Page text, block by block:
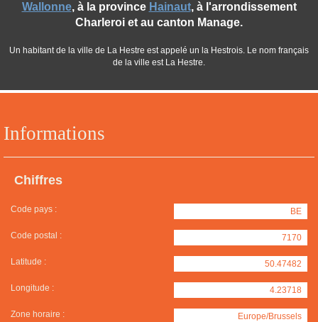
Informations
Chiffres
Code pays : BE
Code postal : 7170
Latitude : 50.47482
Longitude : 4.23718
Zone horaire : Europe/Brussels
Wallonne, à la province Hainaut, à l'arrondissement
Charleroi et au canton Manage.
Un habitant de la ville de La Hestre est appelé un la Hestrois. Le nom français
de la ville est La Hestre.